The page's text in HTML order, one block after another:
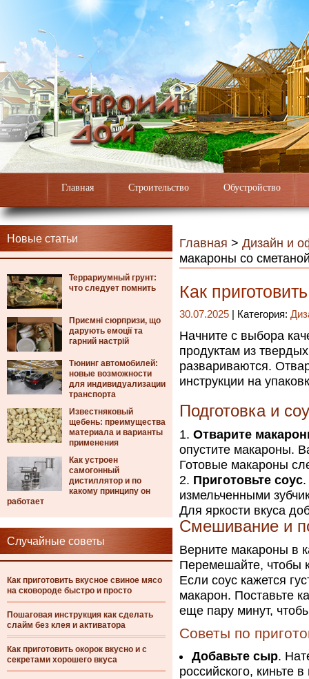
Главная Строительство Обустройство
Новые статьи
Террариумный грунт:
что следует помнить
Приємні сюрпризи, що
дарують емоції та
гарний настрій
Тюнинг автомобилей:
новые возможности
для индивидуализации
транспорта
Известняковый
щебень: преимущества
материала и варианты
применения
Как устроен
самогонный
дистиллятор и по
какому принципу он
работает
Случайные советы
Как приготовить вкусное свиное мясо
на сковороде быстро и просто
Пошаговая инструкция как сделать
слайм без клея и активатора
Как приготовить окорок вкусно и с
секретами хорошего вкуса
Главная > Дизайн и
макароны со
Как
30.07.2025 | Категория:
Начните с выбора
продуктам из
развариваются.
инструкции на
Подготовка и
Отварите
опустите макароны.
Готовые макароны
Приготовьте соус
измельченными
Для яркости вкуса
Смешивание и
Верните макароны в
Перемешайте, чтобы
Если соус кажется
макарон. Поставьте
еще пару минут,
Советы по
Добавьте сыр.
российского, киньте